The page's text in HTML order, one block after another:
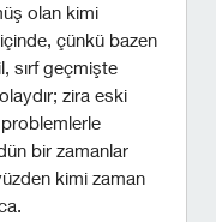
olan kimi
çünkü bazen
sırf geçmişte
zira eski
problemlerle
bir zamanlar
kimi zaman